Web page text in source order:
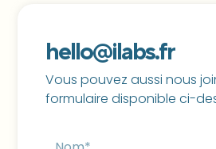
hello@ilabs.fr
Vous pouvez aussi nous
formulaire disponible ci-